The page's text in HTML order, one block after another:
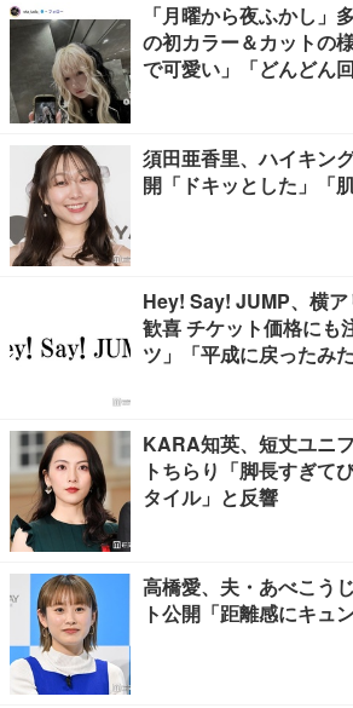
「月曜から夜ふかし」
の初カラー＆カットの
で可愛い」「どんどん
須田亜香里、ハイキン
開「ドキッとした」「
Hey! Say! JUMP、横
歓喜 チケット価格にも
ツ」「平成に戻ったみた
KARA知英、短丈ユニ
トちらり「脚長すぎて
タイル」と反響
高橋愛、夫・あべこう
ト公開「距離感にキュ